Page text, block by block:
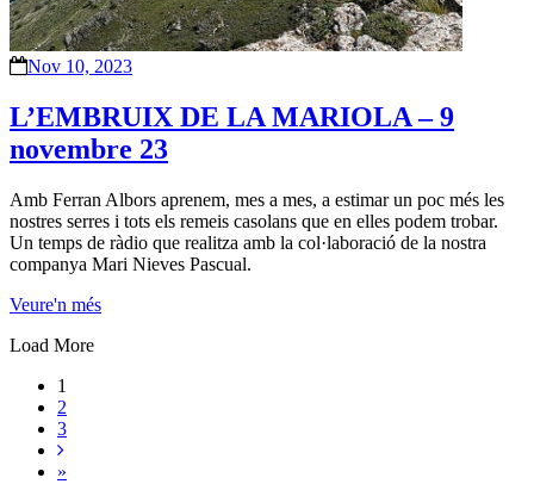
Nov 10, 2023
L’EMBRUIX DE LA MARIOLA – 9
novembre 23
Amb Ferran Albors aprenem, mes a mes, a estimar un poc més les
nostres serres i tots els remeis casolans que en elles podem trobar.
Un temps de ràdio que realitza amb la col·laboració de la nostra
companya Mari Nieves Pascual.
Veure'n més
Load More
1
2
3
»